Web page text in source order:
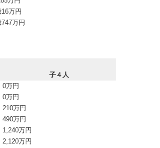
16万円
747万円
子４人
0万円
0万円
210万円
490万円
1,240万円
2,120万円